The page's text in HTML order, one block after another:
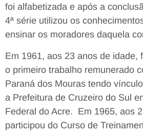
foi alfabetizada e após a
4ª série utilizou os
ensinar os moradores daquela
Em 1961, aos 23 anos de idade,
o primeiro trabalho remunerado
Paraná dos Mouras tendo
a Prefeitura de Cruzeiro do Sul
Federal do Acre. Em 1965, aos
participou do Curso de